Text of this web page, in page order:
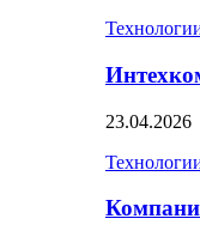
23.04.2026